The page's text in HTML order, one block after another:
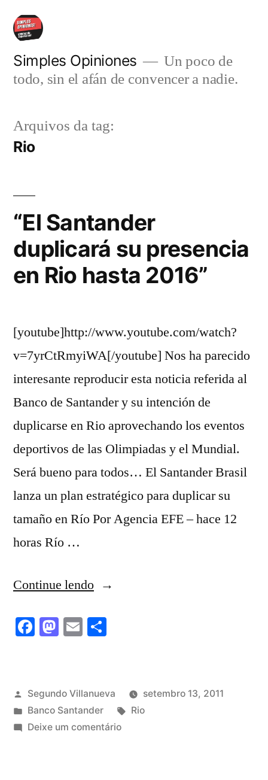
Pular
para
conteúdo
Simples Opiniones
Un poco de
todo, sin el afán de convencer a nadie.
Arquivos da tag:
Rio
“El Santander
duplicará su presencia
en Rio hasta 2016”
[youtube]http://www.youtube.com/watch?
v=7yrCtRmyiWA[/youtube] Nos ha parecido
interesante reproducir esta noticia referida al
Banco de Santander y su intención de
duplicarse en Rio aprovechando los eventos
deportivos de las Olimpiadas y el Mundial.
Será bueno para todos… El Santander Brasil
lanza un plan estratégico para duplicar su
tamaño en Río Por Agencia EFE – hace 12
horas Río …
Continue lendo““El
duplicará
en
Rio
Facebook
Mastodon
Email
Publicado
por
Segundo Villanueva
setembro 13, 2011
Publicado
em
Banco Santander Tags:
Rio
Deixe um comentárioem